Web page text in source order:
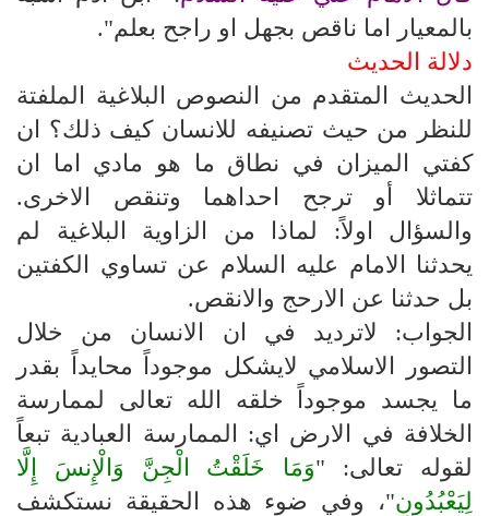
بالمعيار اما ناقص بجهل او راجح بعلم".
دلالة الحديث
الحديث المتقدم من النصوص البلاغية الملفتة
للنظر من حيث تصنيفه للانسان كيف ذلك؟ ان
كفتي الميزان في نطاق ما هو مادي اما ان
تتماثلا أو ترجح احداهما وتنقص الاخرى.
والسؤال اولاً: لماذا من الزاوية البلاغية لم
يحدثنا الامام عليه السلام عن تساوي الكفتين
بل حدثنا عن الارحج والانقص.
الجواب: لاترديد في ان الانسان من خلال
التصور الاسلامي لايشكل موجوداً محايداً بقدر
ما يجسد موجوداً خلقه الله تعالى لممارسة
الخلافة في الارض اي: الممارسة العبادية تبعاً
لقوله تعالى: "وَمَا خَلَقْتُ الْجِنَّ وَالْإِنسَ إِلَّا
لِيَعْبُدُونِ"، وفي ضوء هذه الحقيقة نستكشف